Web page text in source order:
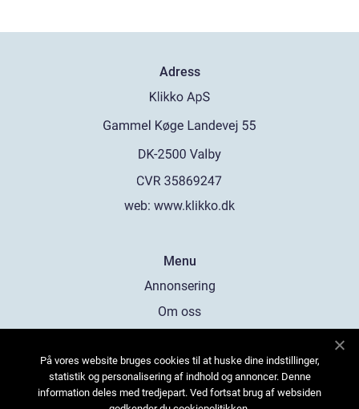
Adress
web: www.klikko.dk
Menu
Annonsering
Om oss
Kontakta oss
Sitemap
På vores website bruges cookies til at huske dine indstillinger,
statistik og personalisering af indhold og annoncer. Denne
information deles med tredjepart. Ved fortsat brug af websiden